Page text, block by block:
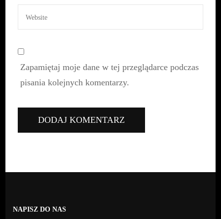
pisania kolejnych komentarzy.
4stronykaszub@gmail.com